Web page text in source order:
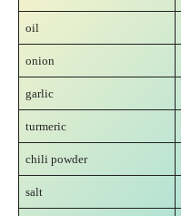
oil
onion
garlic
turmeric
chili powder
salt